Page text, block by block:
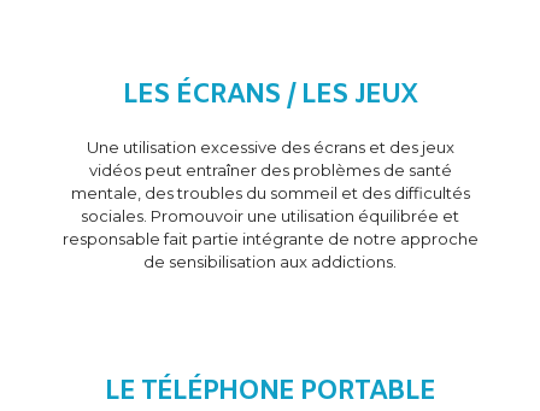
LES ÉCRANS / LES JEUX
Une utilisation excessive des écrans et des jeux
vidéos peut entraîner des problèmes de santé
mentale, des troubles du sommeil et des difficultés
sociales. Promouvoir une utilisation équilibrée et
responsable fait partie intégrante de notre approche
de sensibilisation aux addictions.
LE TÉLÉPHONE PORTABLE